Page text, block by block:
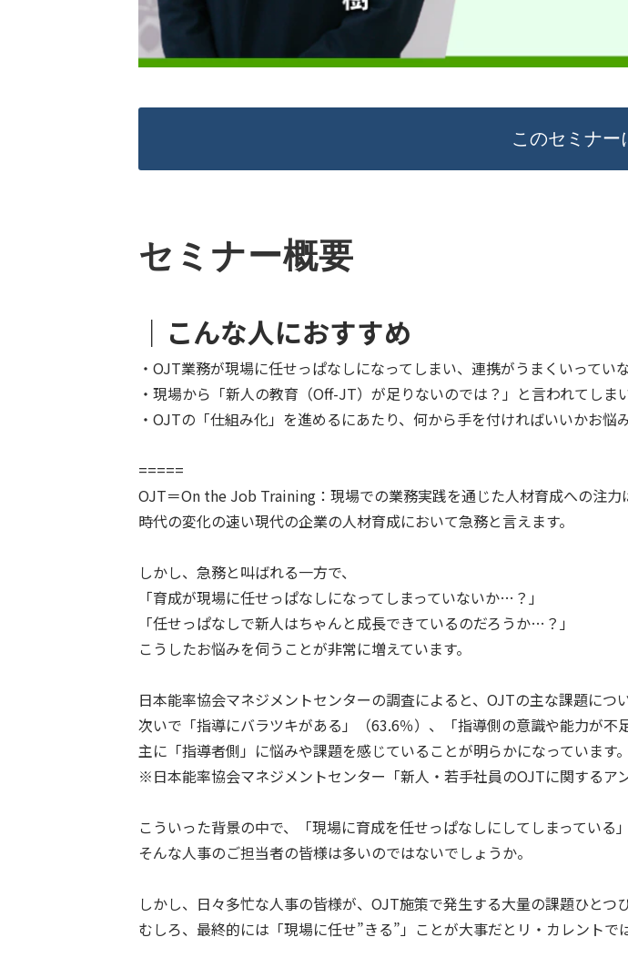
このセミナー
セミナー概要
｜こんな人におすすめ
・OJT業務が現場に任せっぱなしになってしまい、連携がうまくいってい
・現場から「新人の教育（Off-JT）が足りないのでは？」と言われてしま
・OJTの「仕組み化」を進めるにあたり、何から手を付ければいいかお悩
=====
OJT＝On the Job Training：現場での業務実践を通じた人材育成への注力
時代の変化の速い現代の企業の人材育成において急務と言えます。
しかし、急務と叫ばれる一方で、
「育成が現場に任せっぱなしになってしまっていないか…？」
「任せっぱなしで新人はちゃんと成長できているのだろうか…？」
こうしたお悩みを伺うことが非常に増えています。
日本能率協会マネジメントセンターの調査によると、OJTの主な課題に
次いで「指導にバラツキがある」（63.6％）、「指導側の意識や能力が不
主に「指導者側」に悩みや課題を感じていることが明らかになっています。
※日本能率協会マネジメントセンター「新人・若手社員のOJTに関するア
こういった背景の中で、「現場に育成を任せっぱなしにしてしまっている
そんな人事のご担当者の皆様は多いのではないでしょうか。
しかし、日々多忙な人事の皆様が、OJT施策で発生する大量の課題ひとつ
むしろ、最終的には「現場に任せ”きる”」ことが大事だとリ・カレントで